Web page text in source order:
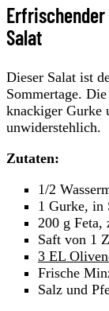
Erfrischender
Salat
Dieser Salat ist
Sommertage.
knackiger Gurke
unwiderstehlich.
Zutaten:
1/2
1 Gurke, in
200 g Feta,
Saft von 1
3 EL
Frische
Salz und